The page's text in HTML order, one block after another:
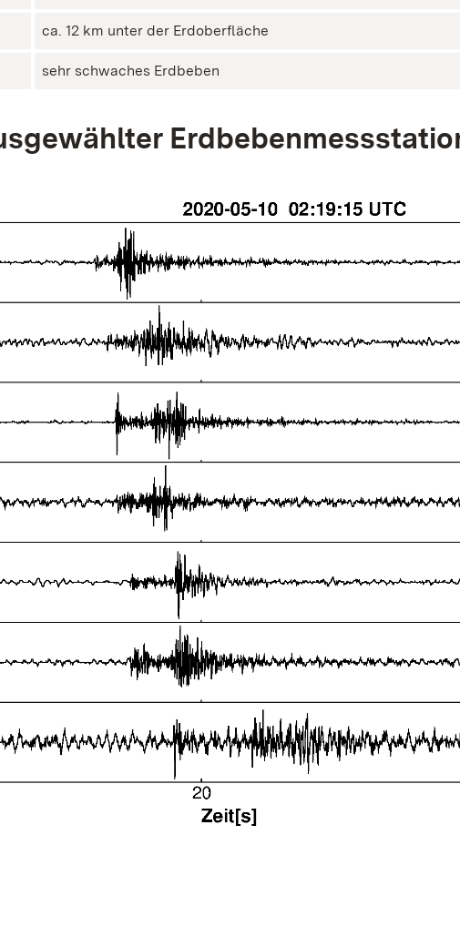
ca. 12 km unter der Erdoberfläche
sehr schwaches Erdbeben